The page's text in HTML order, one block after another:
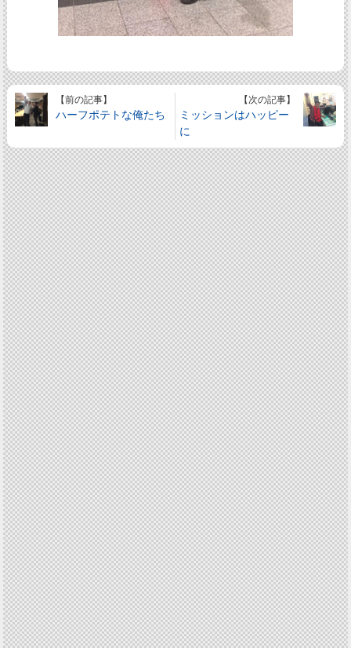
【前の記事】
ハーフポテトな俺たち
【次の記事】
ミッションはハッピー
に